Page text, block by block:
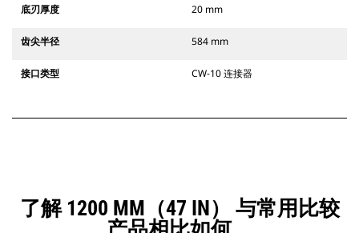
底刃厚度 20 mm
齿尖半径 584 mm
接口类型 CW-10 连接器
了解 1200 MM（47 IN） 与常用比较